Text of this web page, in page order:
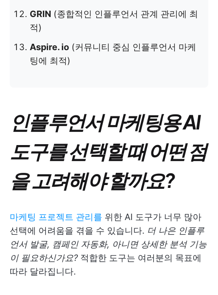
GRIN (종합적인 인플루언서 관계 관리에 최
적)
Aspire. io (커뮤니티 중심 인플루언서 마케
팅에 최적)
인플루언서 마케팅용 AI
도구를 선택할 때 어떤 점
을 고려해야 할까요?
마케팅 프로젝트 관리를 위한 AI 도구가 너무 많아
선택에 어려움을 겪을 수 있습니다. 더 나은 인플루
언서 발굴, 캠페인 자동화, 아니면 상세한 분석 기능
이 필요하신가요? 적합한 도구는 여러분의 목표에
따라 달라집니다.